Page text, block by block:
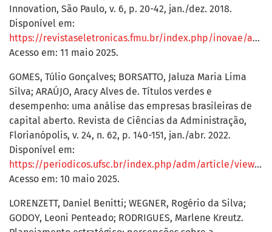
Innovation, São Paulo, v. 6, p. 20-42, jan./dez. 2018.
Disponível em:
https://revistaseletronicas.fmu.br/index.php/inovae/article/view/1748/1323
Acesso em: 11 maio 2025.
GOMES, Túlio Gonçalves; BORSATTO, Jaluza Maria Lima
Silva; ARAÚJO, Aracy Alves de. Títulos verdes e
desempenho: uma análise das empresas brasileiras de
capital aberto. Revista de Ciências da Administração,
Florianópolis, v. 24, n. 62, p. 140-151, jan./abr. 2022.
Disponível em:
https://periodicos.ufsc.br/index.php/adm/article/view/84781/49318
Acesso em: 10 maio 2025.
LORENZETT, Daniel Benitti; WEGNER, Rogério da Silva;
GODOY, Leoni Penteado; RODRIGUES, Marlene Kreutz.